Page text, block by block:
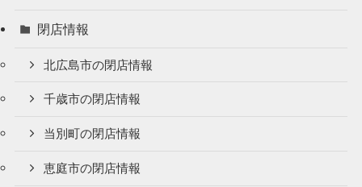
閉店情報
北広島市の閉店情報
千歳市の閉店情報
当別町の閉店情報
恵庭市の閉店情報